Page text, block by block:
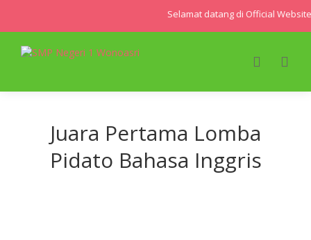
Selamat datang di Official
Juara Pertama Lomba
Pidato Bahasa Inggris